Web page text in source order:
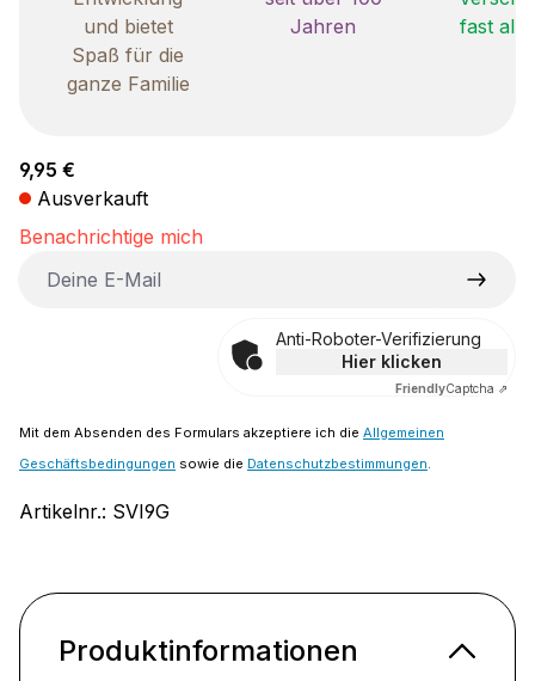
und bietet
Spaß für die
ganze Familie
Jahren
fast
Regulärer Preis:
9,95 €
Ausverkauft
Benachrichtige mich
Anti-Roboter-Verifizierung
Hier klicken
FriendlyCaptcha ⇗
Mit dem Absenden des Formulars akzeptiere ich die Allgemeinen
Geschäftsbedingungen sowie die Datenschutzbestimmungen
Artikelnr.: SVI9G
Produktinformationen